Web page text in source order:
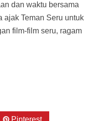
dan waktu bersama
ajak Teman Seru untuk
film-film seru, ragam